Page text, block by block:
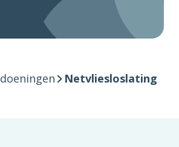
Netvliesloslating